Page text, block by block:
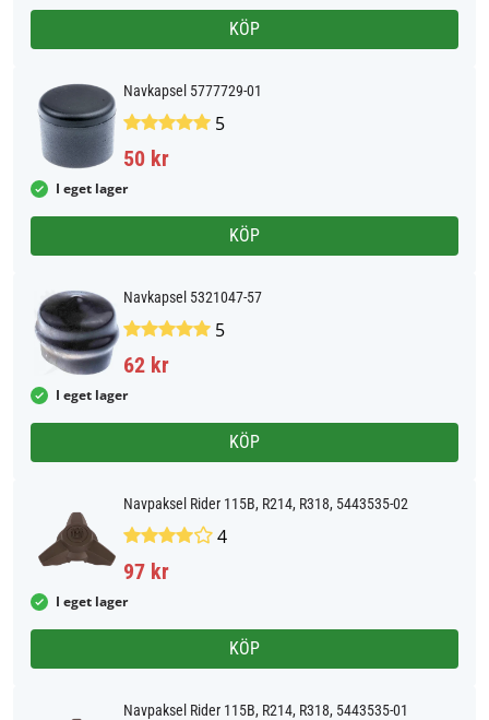
KÖP
Navkapsel 5777729-01
5
50 kr
I eget lager
KÖP
Navkapsel 5321047-57
5
62 kr
I eget lager
KÖP
Navpaksel Rider 115B, R214, R318, 5443535-02
4
97 kr
I eget lager
KÖP
Navpaksel Rider 115B, R214, R318, 5443535-01